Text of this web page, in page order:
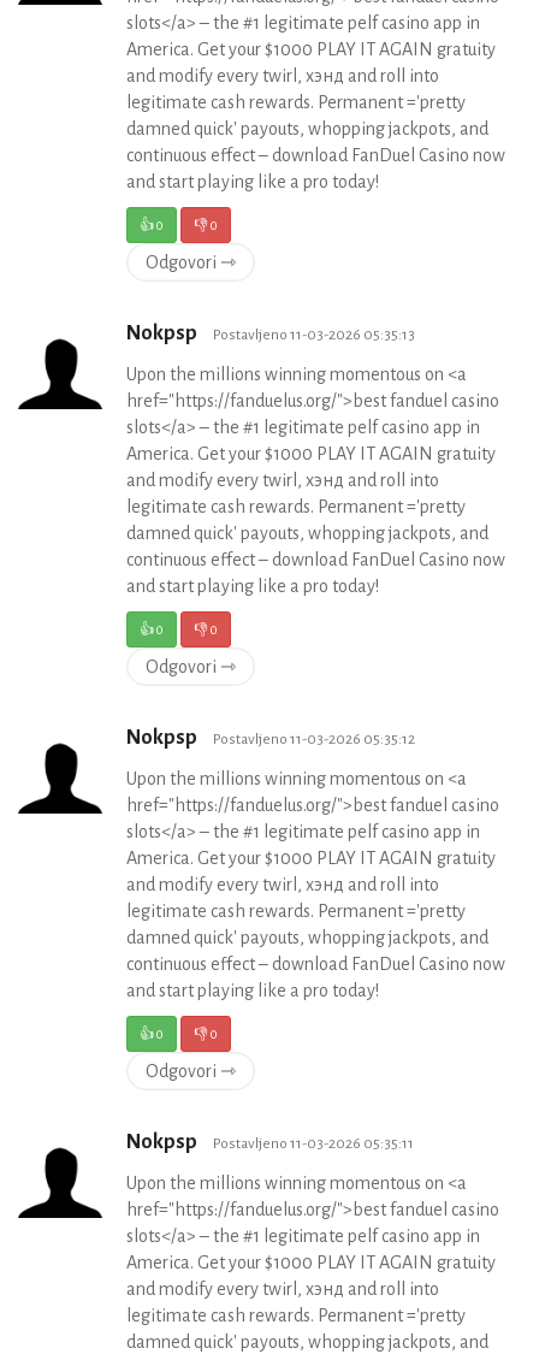
slots</a> – the #1 legitimate pelf casino app in
America. Get your $1000 PLAY IT AGAIN gratuity
and modify every twirl, хэнд and roll into
legitimate cash rewards. Permanent ='pretty
damned quick' payouts, whopping jackpots, and
continuous effect – download FanDuel Casino now
and start playing like a pro today!
👍0 👎0
Odgovori ⇾
Nokpsp Postavljeno 11-03-2026 05:35:13
Upon the millions winning momentous on <a
href="https://fanduelus.org/">best fanduel casino
slots</a> – the #1 legitimate pelf casino app in
America. Get your $1000 PLAY IT AGAIN gratuity
and modify every twirl, хэнд and roll into
legitimate cash rewards. Permanent ='pretty
damned quick' payouts, whopping jackpots, and
continuous effect – download FanDuel Casino now
and start playing like a pro today!
👍0 👎0
Odgovori ⇾
Nokpsp Postavljeno 11-03-2026 05:35:12
Upon the millions winning momentous on <a
href="https://fanduelus.org/">best fanduel casino
slots</a> – the #1 legitimate pelf casino app in
America. Get your $1000 PLAY IT AGAIN gratuity
and modify every twirl, хэнд and roll into
legitimate cash rewards. Permanent ='pretty
damned quick' payouts, whopping jackpots, and
continuous effect – download FanDuel Casino now
and start playing like a pro today!
👍0 👎0
Odgovori ⇾
Nokpsp Postavljeno 11-03-2026 05:35:11
Upon the millions winning momentous on <a
href="https://fanduelus.org/">best fanduel casino
slots</a> – the #1 legitimate pelf casino app in
America. Get your $1000 PLAY IT AGAIN gratuity
and modify every twirl, хэнд and roll into
legitimate cash rewards. Permanent ='pretty
damned quick' payouts, whopping jackpots, and